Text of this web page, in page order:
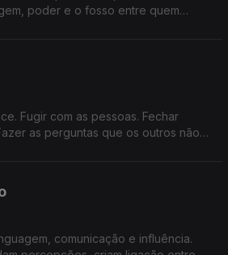
poder e o fosso entre quem
Fugir com as pessoas. Fechar
as perguntas que os outros não
comunicação e influência.